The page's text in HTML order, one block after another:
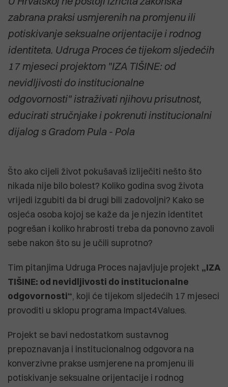
zabrana praksi usmjerenih na promjenu ili
potiskivanje seksualne orijentacije i rodnog
identiteta. Udruga Proces će tijekom sljedećih
17 mjeseci projektom "IZA TIŠINE: od
nevidljivosti do institucionalne
odgovornosti" istraživati njihovu prisutnost,
educirati stručnjake i pokrenuti institucionalni
dijalog s Gradom Pula - Pola
Što ako cijeli život pokušavaš izliječiti nešto što
nikada nije bilo bolest? Koliko godina svog života
vrijedi izgubiti da bi drugi bili zadovoljni? Kako se
osjeća osoba kojoj se kaže da je njezin identitet
pogrešan i koliko hrabrosti treba da ponovno zavoli
sebe nakon što su je učili suprotno?
Tim pitanjima Udruga Proces najavljuje projekt „IZA
TIŠINE: od nevidljivosti do institucionalne
odgovornosti“, koji će tijekom sljedećih 17 mjeseci
provoditi u sklopu programa Impact4Values.
Projekt se bavi nedostatkom sustavnog
prepoznavanja i institucionalnog odgovora na
konverzivne prakse usmjerene na promjenu ili
potiskivanje seksualne orijentacije i rodnog